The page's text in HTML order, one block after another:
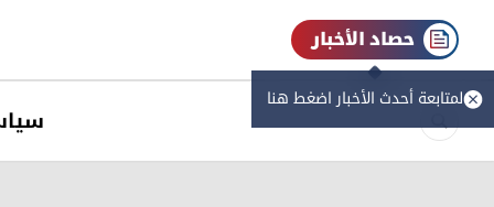
حصاد الأخبار
لمتابعة أحدث الأخبار اضغط هنا